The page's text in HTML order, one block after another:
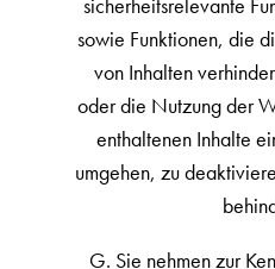
sowie Funktionen, die
von Inhalten
oder die Nutzung der
enthaltenen Inhalte
umgehen, zu
G. Sie nehmen zur